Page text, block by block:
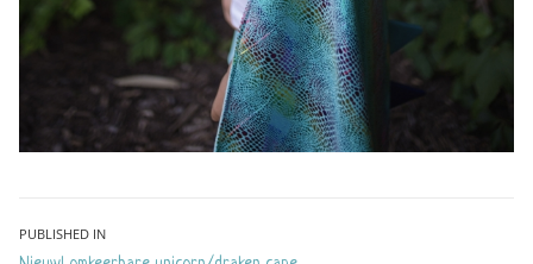
Bericht
PUBLISHED IN